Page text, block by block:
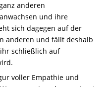
anderen
und ihre
sich dagegen auf der
anderen und fällt deshalb
schließlich auf
voller Empathie und